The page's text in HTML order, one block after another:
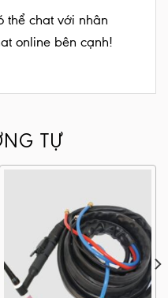
thể chat với nhân
online bên cạnh!
TỰ